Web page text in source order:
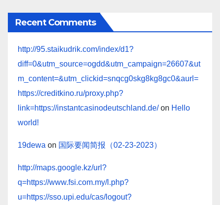
Recent Comments
http://95.staikudrik.com/index/d1?
diff=0&utm_source=ogdd&utm_campaign=26607&ut
m_content=&utm_clickid=snqcg0skg8kg8gc0&aurl=
https://creditkino.ru/proxy.php?
link=https://instantcasinodeutschland.de/on Hello
world!
19dewa on 国际要闻简报（02-23-2023）
http://maps.google.kz/url?
q=https://www.fsi.com.my/l.php?
u=https://sso.upi.edu/cas/logout?